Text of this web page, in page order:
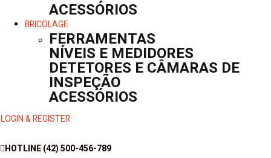
ACESSÓRIOS
BRICOLAGE
FERRAMENTAS
NÍVEIS E MEDIDORES
DETETORES E CÂMARAS DE
INSPEÇÃO
ACESSÓRIOS
LOGIN & REGISTER
HOTLINE(42) 500-456-789